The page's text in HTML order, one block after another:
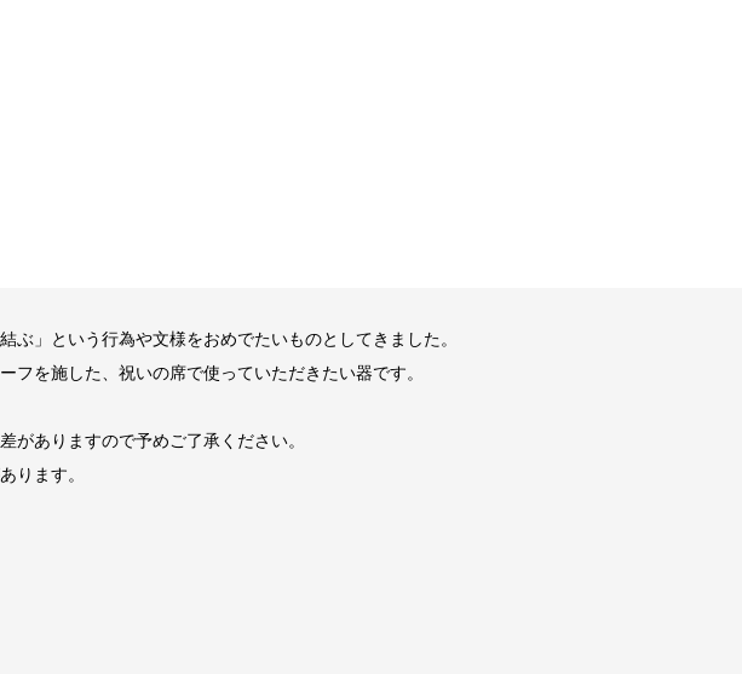
ぶ」という行為や文様をおめでたいものとしてきました。
フを施した、祝いの席で使っていただきたい器です。
ありますので予めご了承ください。
ります。